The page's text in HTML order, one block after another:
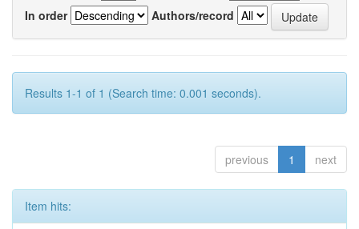
In order
Authors/record
Results 1-1 of 1 (Search time: 0.001 seconds).
previous 1 next
Item hits: